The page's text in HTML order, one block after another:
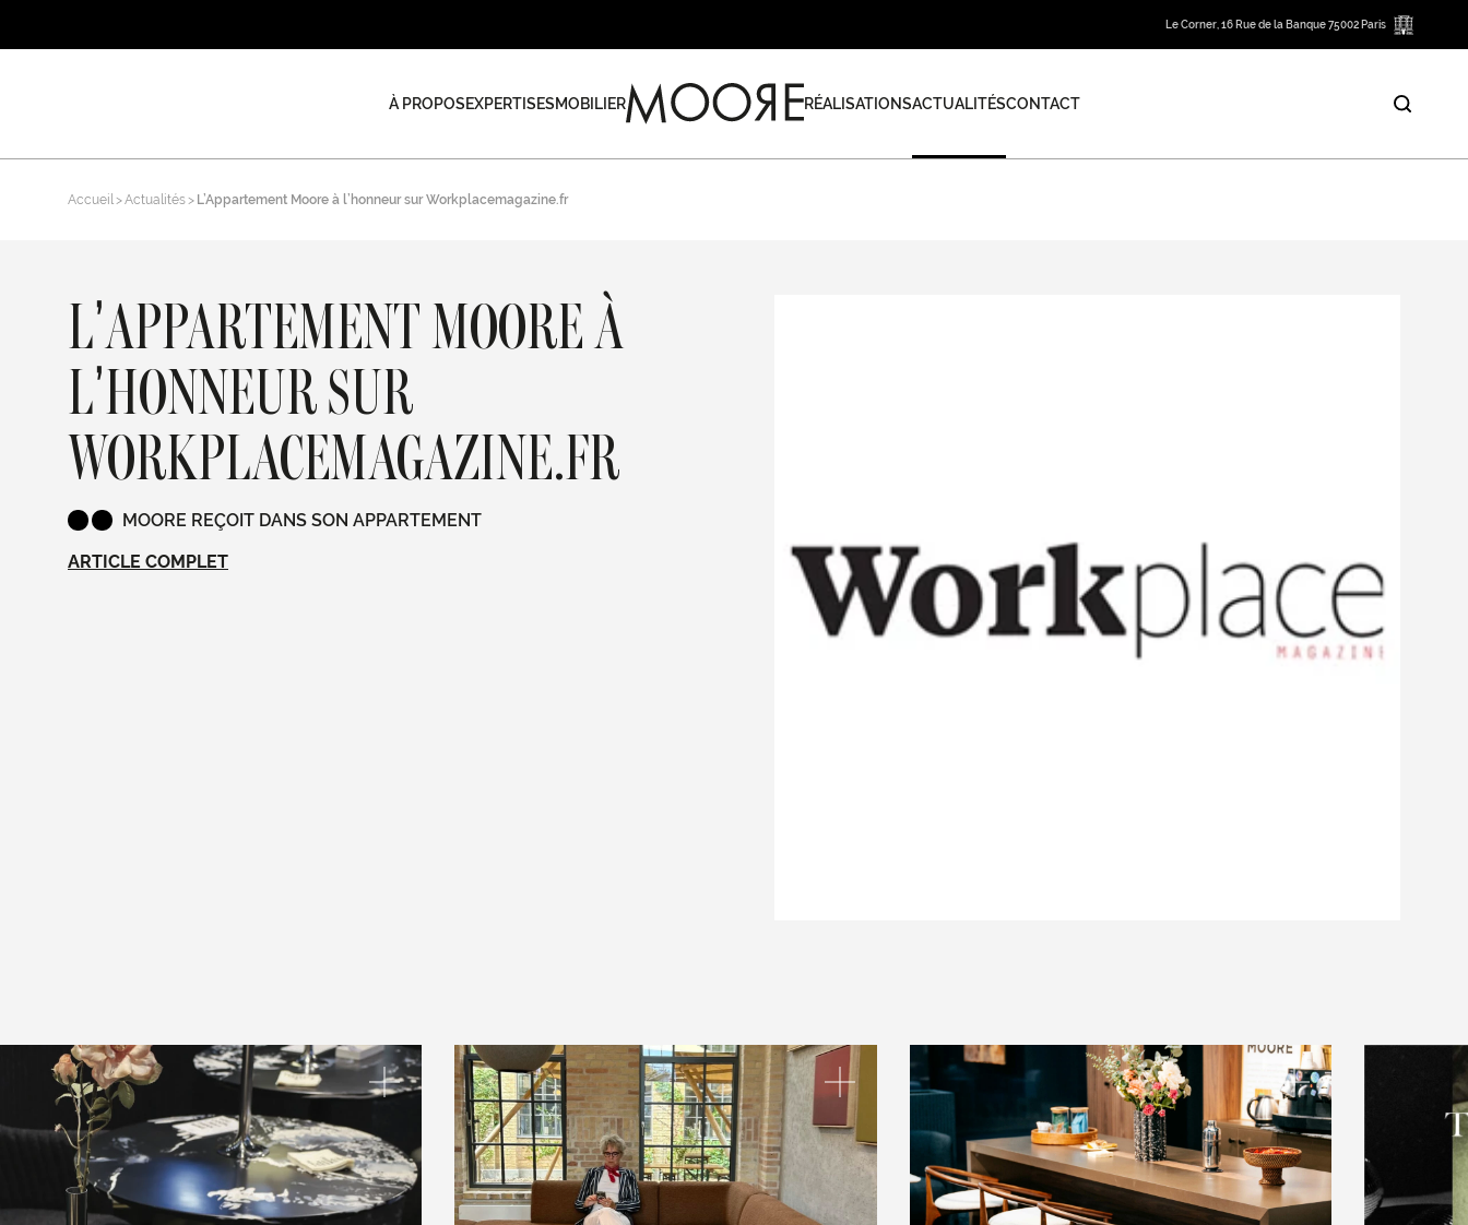
Le Corner, 16 Rue de la Banque 75002 Paris
À PROPOSEXPERTISESMOBILIER RÉALISATIONSACTUALITÉSCONTACT
Accueil Actualités L’Appartement Moore à l’honneur sur Workplacemagazine.fr
L’APPARTEMENT MOORE À
L’HONNEUR SUR
WORKPLACEMAGAZINE.FR
MOORE REÇOIT DANS SON APPARTEMENT
ARTICLE COMPLET